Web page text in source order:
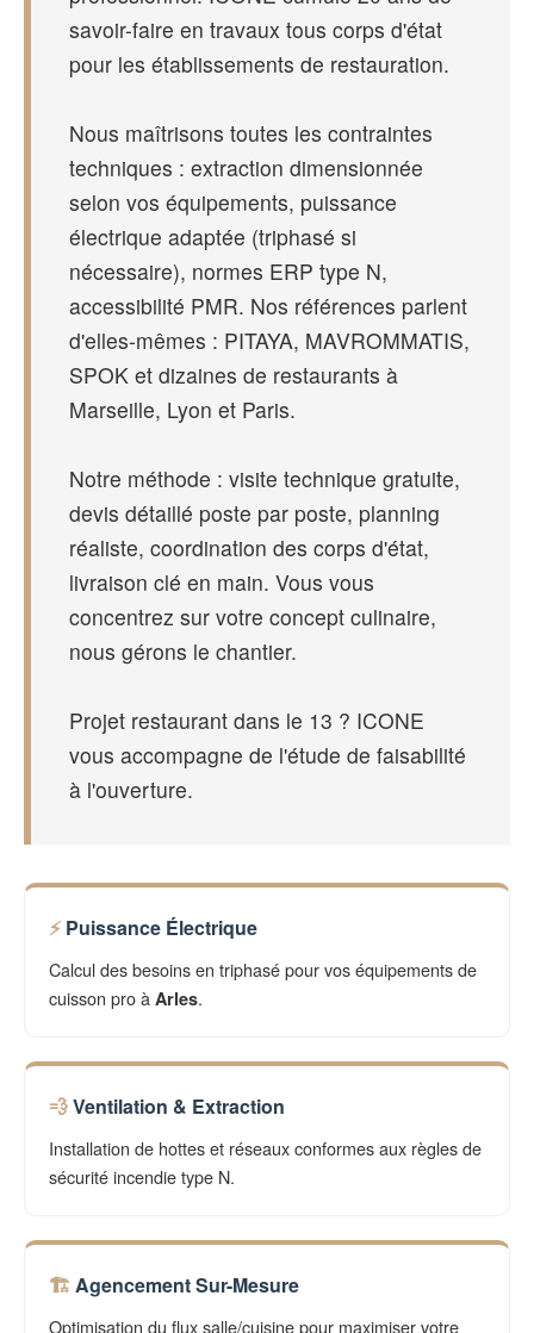
savoir-faire en travaux tous corps d'état
pour les établissements de restauration.
Nous maîtrisons toutes les contraintes
techniques : extraction dimensionnée
selon vos équipements, puissance
électrique adaptée (triphasé si
nécessaire), normes ERP type N,
accessibilité PMR. Nos références parlent
d'elles-mêmes : PITAYA, MAVROMMATIS,
SPOK et dizaines de restaurants à
Marseille, Lyon et Paris.
Notre méthode : visite technique gratuite,
devis détaillé poste par poste, planning
réaliste, coordination des corps d'état,
livraison clé en main. Vous vous
concentrez sur votre concept culinaire,
nous gérons le chantier.
Projet restaurant dans le 13 ? ICONE
vous accompagne de l'étude de faisabilité
à l'ouverture.
Puissance Électrique
Calcul des besoins en triphasé pour vos équipements de
cuisson pro à Arles.
Ventilation & Extraction
Installation de hottes et réseaux conformes aux règles de
sécurité incendie type N.
Agencement Sur-Mesure
Optimisation du flux salle/cuisine pour maximiser votre